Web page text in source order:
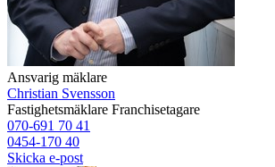
Ansvarig mäklare
Christian Svensson
Fastighetsmäklare Franchisetagare
070-691 70 41
0454-170 40
Skicka e-post